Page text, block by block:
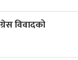
विवादको